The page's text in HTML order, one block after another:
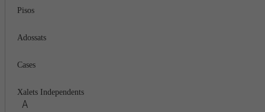
Pisos
Adossats
Cases
Xalets Independents
A